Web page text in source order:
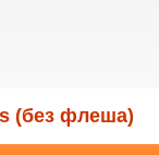
(без флеша)